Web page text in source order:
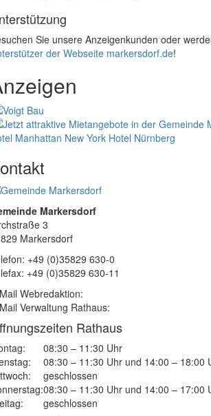
Sie unsere Anzeigenkunden oder
der Webseite markersdorf.de!
Manhattan New York Hotel Nürnberg
Markersdorf
3
Markersdorf
+49 (0)35829 630-0
+49 (0)35829 630-11
Webredaktion:
Verwaltung Rathaus:
Rathaus
08:30 – 11:30 Uhr
08:30 – 11:30 Uhr und 14:00 – 18:00
geschlossen
08:30 – 11:30 Uhr und 14:00 – 17:00
geschlossen